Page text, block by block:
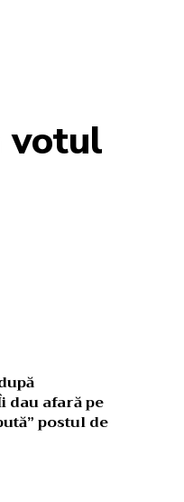
votul
dau afară pe
postul de